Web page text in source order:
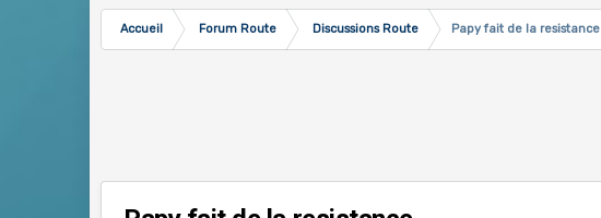
Accueil Forum Route Discussions Route Papy fait de la resistance